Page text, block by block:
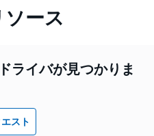
ース
ライバが見つかりま
スト